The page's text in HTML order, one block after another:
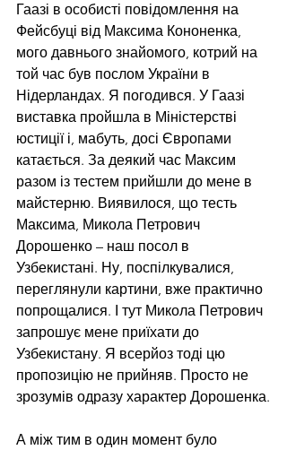
Гаазі в особисті повідомлення на
Фейсбуці від Максима Кононенка,
мого давнього знайомого, котрий на
той час був послом України в
Нідерландах. Я погодився. У Гаазі
виставка пройшла в Міністерстві
юстиції і, мабуть, досі Європами
катається. За деякий час Максим
разом із тестем прийшли до мене в
майстерню. Виявилося, що тесть
Максима, Микола Петрович
Дорошенко – наш посол в
Узбекистані. Ну, поспілкувалися,
переглянули картини, вже практично
попрощалися. І тут Микола Петрович
запрошує мене приїхати до
Узбекистану. Я всерйоз тоді цю
пропозицію не прийняв. Просто не
зрозумів одразу характер Дорошенка.
А між тим в один момент було